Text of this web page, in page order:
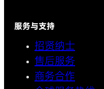
服务与支持
招贤纳士
售后服务
商务合作